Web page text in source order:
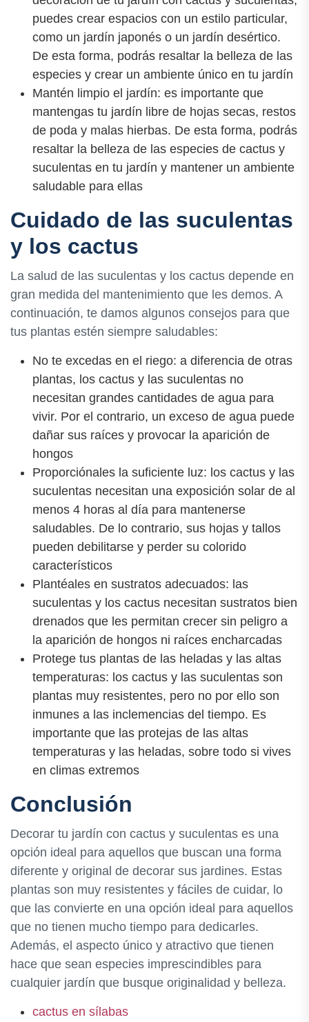
puedes crear espacios con un estilo particular,
como un jardín japonés o un jardín desértico.
De esta forma, podrás resaltar la belleza de las
especies y crear un ambiente único en tu jardín
Mantén limpio el jardín: es importante que
mantengas tu jardín libre de hojas secas, restos
de poda y malas hierbas. De esta forma, podrás
resaltar la belleza de las especies de cactus y
suculentas en tu jardín y mantener un ambiente
saludable para ellas
Cuidado de las suculentas
y los cactus
La salud de las suculentas y los cactus depende en
gran medida del mantenimiento que les demos. A
continuación, te damos algunos consejos para que
tus plantas estén siempre saludables:
No te excedas en el riego: a diferencia de otras
plantas, los cactus y las suculentas no
necesitan grandes cantidades de agua para
vivir. Por el contrario, un exceso de agua puede
dañar sus raíces y provocar la aparición de
hongos
Proporciónales la suficiente luz: los cactus y las
suculentas necesitan una exposición solar de al
menos 4 horas al día para mantenerse
saludables. De lo contrario, sus hojas y tallos
pueden debilitarse y perder su colorido
característicos
Plantéales en sustratos adecuados: las
suculentas y los cactus necesitan sustratos bien
drenados que les permitan crecer sin peligro a
la aparición de hongos ni raíces encharcadas
Protege tus plantas de las heladas y las altas
temperaturas: los cactus y las suculentas son
plantas muy resistentes, pero no por ello son
inmunes a las inclemencias del tiempo. Es
importante que las protejas de las altas
temperaturas y las heladas, sobre todo si vives
en climas extremos
Conclusión
Decorar tu jardín con cactus y suculentas es una
opción ideal para aquellos que buscan una forma
diferente y original de decorar sus jardines. Estas
plantas son muy resistentes y fáciles de cuidar, lo
que las convierte en una opción ideal para aquellos
que no tienen mucho tiempo para dedicarles.
Además, el aspecto único y atractivo que tienen
hace que sean especies imprescindibles para
cualquier jardín que busque originalidad y belleza.
cactus en sílabas